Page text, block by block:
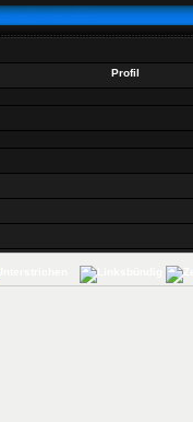
Profil